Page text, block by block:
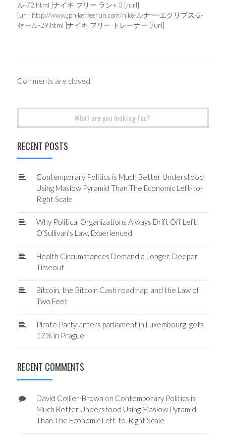
ル-72.html ]ナイキ フリー ラン+ 3 [/url]
[url=http://www.jpnikefreerun.com/nike-ルナー-エクリプス-2-
セール-29.html ]ナイキ フリー トレーナー [/url]
Comments are closed.
RECENT POSTS
Contemporary Politics is Much Better Understood
Using Maslow Pyramid Than The Economic Left-to-
Right Scale
Why Political Organizations Always Drift Off Left:
O’Sullivan’s Law, Experienced
Health Circumstances Demand a Longer, Deeper
Timeout
Bitcoin, the Bitcoin Cash roadmap, and the Law of
Two Feet
Pirate Party enters parliament in Luxembourg, gets
17% in Prague
RECENT COMMENTS
David Collier-Brown on Contemporary Politics is
Much Better Understood Using Maslow Pyramid
Than The Economic Left-to-Right Scale